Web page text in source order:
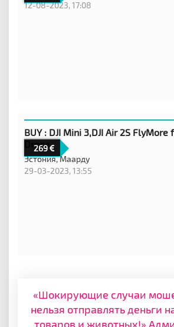
12-08-2023, 17:08
269
BUY : DJI Mini 3,DJI Air 2S FlyMore
Drone
Эстония,Маарду
29-03-2023, 13:55
«Шокирующие случаи
нельзя отправлять деньги
товаров и животных!»